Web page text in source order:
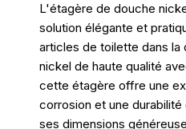
L'étagère de douche
solution élégante et
articles de toilette dans la
nickel de haute qualité
cette étagère offre une
corrosion et une
ses dimensions